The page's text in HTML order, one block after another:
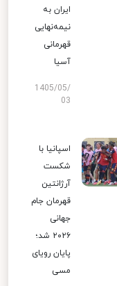
ایران به
نیمه‌نهایی
قهرمانی
آسیا
1405/05/
03
اسپانیا با
شکست
آرژانتین
قهرمان جام
جهانی
۲۰۲۶ شد؛
پایان رویای
مسی